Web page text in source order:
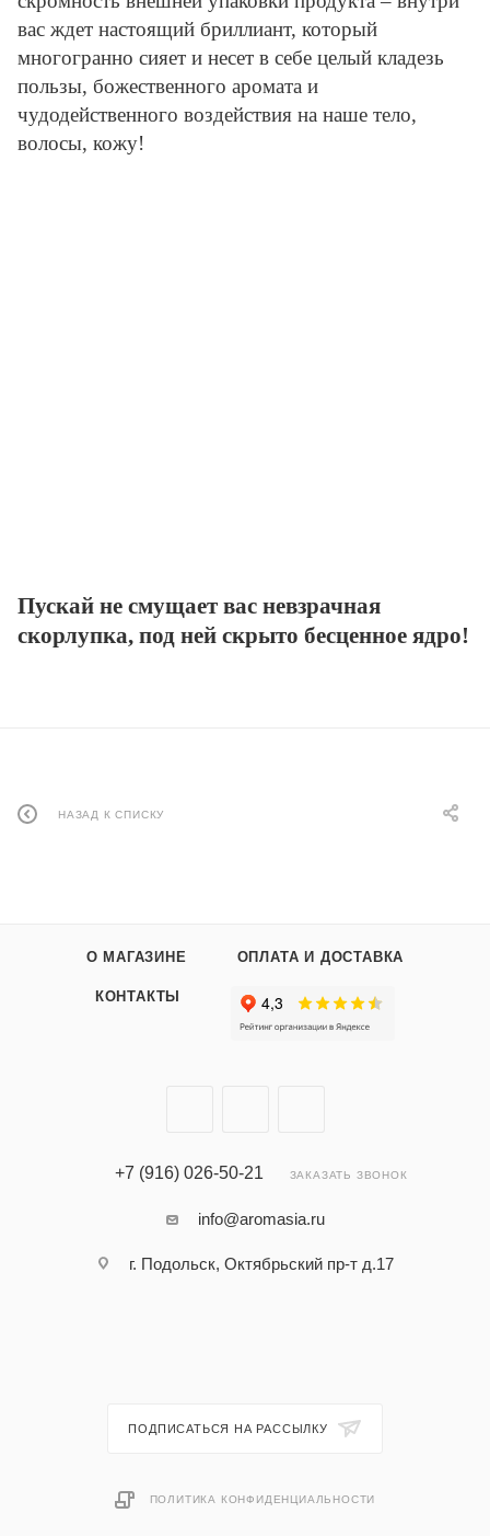
вас ждет настоящий бриллиант, который
многогранно сияет и несет в себе целый кладезь
пользы, божественного аромата и
чудодейственного воздействия на наше тело,
волосы, кожу!
Пускай не смущает вас невзрачная
скорлупка, под ней скрыто бесценное ядро!
НАЗАД К СПИСКУ
О МАГАЗИНЕ ОПЛАТА И ДОСТАВКА
КОНТАКТЫ
+7 (916) 026-50-21 ЗАКАЗАТЬ ЗВОНОК
info@aromasia.ru
г. Подольск, Октябрьский пр-т д.17
ПОДПИСАТЬСЯ НА РАССЫЛКУ
ПОЛИТИКА КОНФИДЕНЦИАЛЬНОСТИ